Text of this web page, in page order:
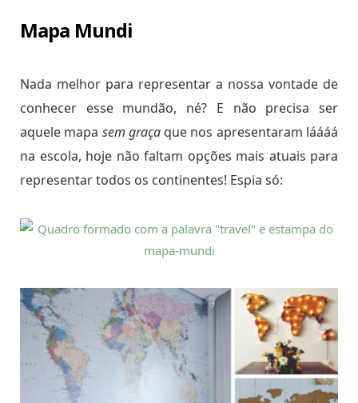
Mapa Mundi
Nada melhor para representar a nossa vontade de
conhecer esse mundão, né? E não precisa ser
aquele mapa sem graçaque nos apresentaram láááá
na escola, hoje não faltam opções mais atuais para
representar todos os continentes! Espia só: